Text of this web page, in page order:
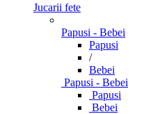
Jucarii fete
Papusi - Bebei
Papusi
/
Bebei
Papusi - Bebei
Papusi
Bebei